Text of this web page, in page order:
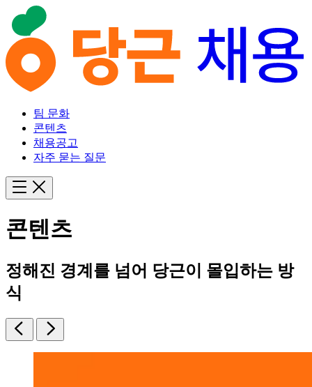
팀 문화
콘텐츠
채용공고
자주 묻는 질문
콘텐츠
정해진 경계를 넘어 당근이 몰입하는 방
식